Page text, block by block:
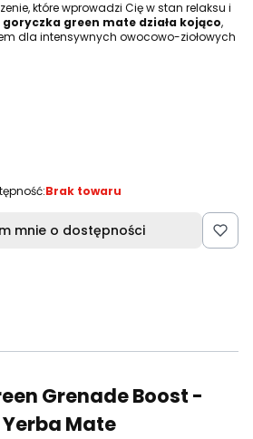
które wprowadzi Cię w stan relaksu i
green mate działa kojąco,
dla intensywnych owocowo-ziołowych
Brak towaru
mnie o dostępności
Grenade Boost -
Mate